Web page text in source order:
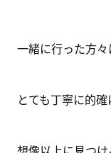
一緒に行った方々
とても丁寧に的確